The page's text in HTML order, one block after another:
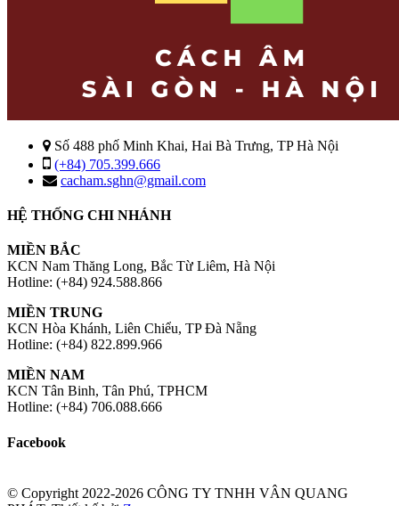
Số 488 phố Minh Khai, Hai Bà Trưng, TP Hà Nội
(+84) 705.399.666
cacham.sghn@gmail.com
HỆ THỐNG CHI NHÁNH
MIỀN BẮC
KCN Nam Thăng Long, Bắc Từ Liêm, Hà Nội
Hotline: (+84) 924.588.866
MIỀN TRUNG
KCN Hòa Khánh, Liên Chiểu, TP Đà Nẵng
Hotline: (+84) 822.899.966
MIỀN NAM
KCN Tân Binh, Tân Phú, TPHCM
Hotline: (+84) 706.088.666
Facebook
© Copyright 2022-2026 CÔNG TY TNHH VÂN QUANG